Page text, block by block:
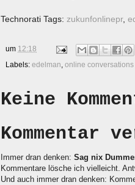
Technorati Tags: zukunfonlinepr,
um 12:18
Labels: edelman online conversations
Keine
Kommentar
Immer dran denken: Sag nix
Kommentare lösche ich vielleicht.
Und auch immer dran denken: